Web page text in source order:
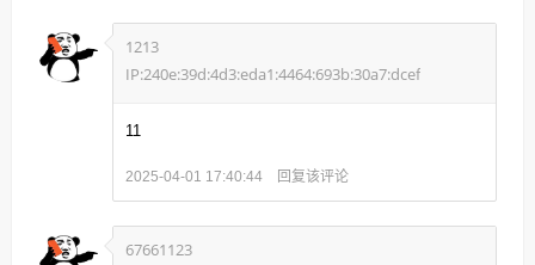
1213
IP:240e:39d:4d3:eda1:4464:693b:30a7:dcef
11
2025-04-01 17:40:44 回复该评论
67661123